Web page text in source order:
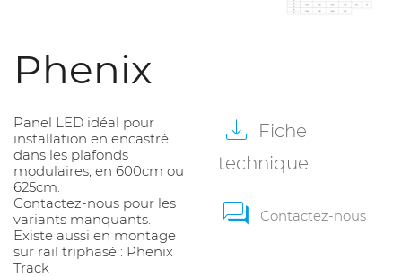
Phenix
Panel LED idéal pour
installation en encastré
dans les plafonds
modulaires, en 600cm ou
625cm.
Contactez-nous pour les
variants manquants.
Existe aussi en montage
sur rail triphasé : Phenix
Track
Fiche
technique
Contactez-nous